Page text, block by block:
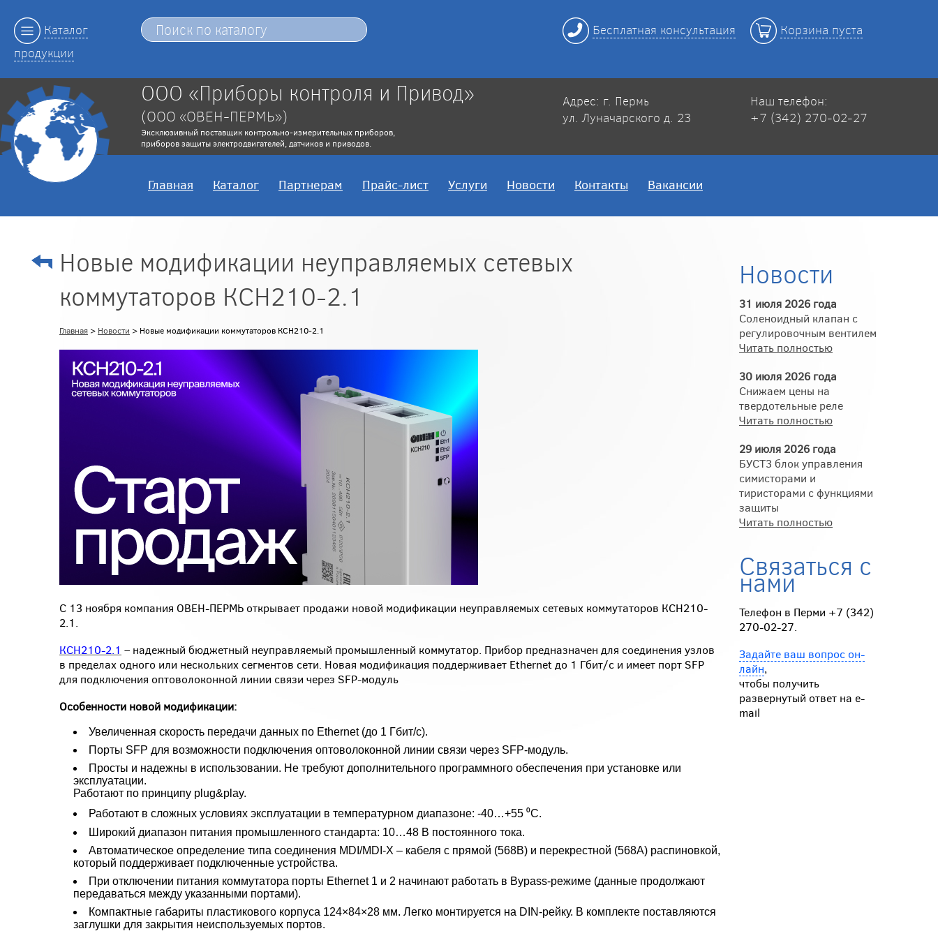
Каталог
продукции
Бесплатная консультация Корзина пуста
ООО «Приборы контроля и Привод»
(ООО «ОВЕН-ПЕРМЬ»)
Эксклюзивный поставщик контрольно-измерительных приборов,
приборов защиты электродвигателей, датчиков и приводов.
Адрес: г. Пермь
ул. Луначарского д. 23
Наш телефон:
+7 (342) 270-02-27
Главная Каталог Партнерам Прайс-лист Услуги Новости Контакты Вакансии
Новые модификации неуправляемых сетевых
коммутаторов КСН210-2.1
Главная > Новости > Новые модификации коммутаторов КСН210-2.1
С 13 ноября компания ОВЕН-ПЕРМЬ открывает продажи новой модификации неуправляемых сетевых коммутаторов КСН210-
2.1.
КСН210-2.1 – надежный бюджетный неуправляемый промышленный коммутатор. Прибор предназначен для соединения узлов
в пределах одного или нескольких сегментов сети. Новая модификация поддерживает Ethernet до 1 Гбит/с и имеет порт SFP
для подключения оптоволоконной линии связи через SFP-модуль
Особенности новой модификации:
Увеличенная скорость передачи данных по Ethernet (до 1 Гбит/с).
Порты SFP для возможности подключения оптоволоконной линии связи через SFP-модуль.
Просты и надежны в использовании. Не требуют дополнительного программного обеспечения при установке или
эксплуатации.
Работают по принципу plug&play.
Работают в сложных условиях эксплуатации в температурном диапазоне: -40…+55 ⁰С.
Широкий диапазон питания промышленного стандарта: 10…48 В постоянного тока.
Автоматическое определение типа соединения MDI/MDI-X – кабеля с прямой (568В) и перекрестной (568А) распиновкой,
который поддерживает подключенные устройства.
При отключении питания коммутатора порты Ethernet 1 и 2 начинают работать в Bypass-режиме (данные продолжают
передаваться между указанными портами).
Компактные габариты пластикового корпуса 124×84×28 мм. Легко монтируется на DIN-рейку. В комплекте поставляются
заглушки для закрытия неиспользуемых портов.
Новости
31 июля 2026 года
Соленоидный клапан с
регулировочным вентилем
Читать полностью
30 июля 2026 года
Снижаем цены на
твердотельные реле
Читать полностью
29 июля 2026 года
БУСТ3 блок управления
симисторами и
тиристорами с функциями
защиты
Читать полностью
Связаться с
нами
Телефон в Перми +7 (342)
270-02-27.
Задайте ваш вопрос он-
лайн,
чтобы получить
развернутый ответ на e-
mail